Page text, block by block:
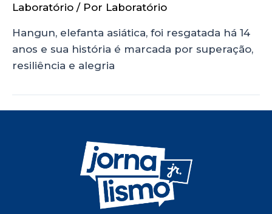
Laboratório / Por Laboratório
Hangun, elefanta asiática, foi resgatada há 14
anos e sua história é marcada por superação,
resiliência e alegria